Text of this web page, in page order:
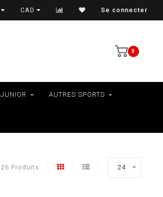
LIVRAISON AU QUÉBEC SEULEMENT
CAD Se connecter
0
JUNIOR AUTRES SPORTS
26 Produits 24